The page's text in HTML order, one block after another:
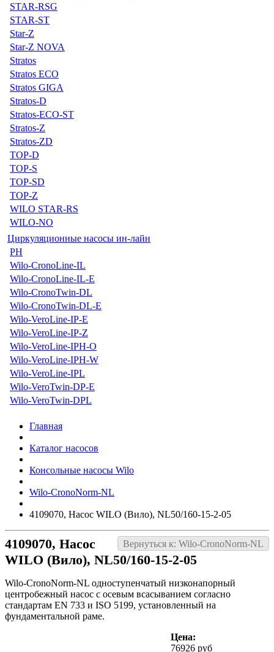
STAR-RSG
STAR-ST
Star-Z
Star-Z NOVA
Stratos
Stratos ECO
Stratos GIGA
Stratos-D
Stratos-ECO-ST
Stratos-Z
Stratos-ZD
TOP-D
TOP-S
TOP-SD
TOP-Z
WILO STAR-RS
WILO-NO
Циркуляционные насосы ин-лайн
PH
Wilo-CronoLine-IL
Wilo-CronoLine-IL-E
Wilo-CronoTwin-DL
Wilo-CronoTwin-DL-E
Wilo-VeroLine-IP-E
Wilo-VeroLine-IP-Z
Wilo-VeroLine-IPH-O
Wilo-VeroLine-IPH-W
Wilo-VeroLine-IPL
Wilo-VeroTwin-DP-E
Wilo-VeroTwin-DPL
Главная
Каталог насосов
Консольные насосы Wilo
Wilo-CronoNorm-NL
4109070, Насос WILO (Вило), NL50/160-15-2-05
Вернуться к: Wilo-CronoNorm-NL
4109070, Насос
WILO (Вило), NL50/160-15-2-05
Wilo-CronoNorm-NL одноступенчатый низконапорный
центробежный насос с осевым всасыванием согласно
стандартам EN 733 и ISO 5199, установленный на
фундаментальной раме.
Цена:
76926 руб